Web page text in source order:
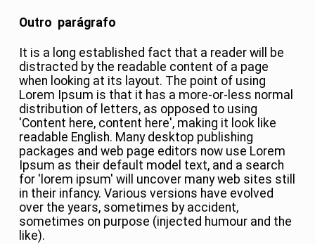
Outro parágrafo
It is a long established fact that a reader will be
distracted by the readable content of a page
when looking at its layout. The point of using
Lorem Ipsum is that it has a more-or-less normal
distribution of letters, as opposed to using
'Content here, content here', making it look like
readable English. Many desktop publishing
packages and web page editors now use Lorem
Ipsum as their default model text, and a search
for 'lorem ipsum' will uncover many web sites still
in their infancy. Various versions have evolved
over the years, sometimes by accident,
sometimes on purpose (injected humour and the
like).